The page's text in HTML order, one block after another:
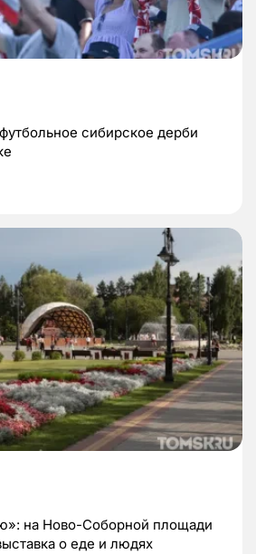
сибирское дерби
на Ново-Соборной площади
о еде и людях